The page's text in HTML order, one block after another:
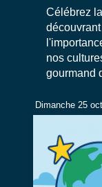
Célébrez
nos
gourmand
Dimanche 25